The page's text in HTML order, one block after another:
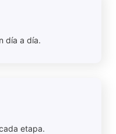
día a día.
etapa.